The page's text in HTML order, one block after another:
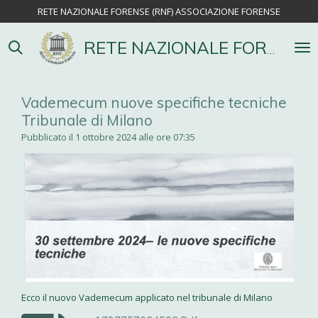
contenuto
principale
RETE NAZIONALE FORENSE
RETE NAZIONALE FORENSE (RNF) ASSOCIAZIONE FORENSE
Vademecum nuove specifiche tecniche
Tribunale di Milano
Pubblicato il 1 ottobre 2024 alle ore 07:35
Ecco il nuovo Vademecum applicato nel tribunale di Milano